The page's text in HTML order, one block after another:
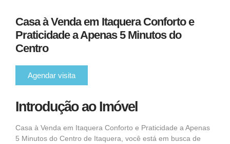
Casa à Venda em Itaquera Conforto e
Praticidade a Apenas 5 Minutos do
Centro
Agendar visita
Introdução ao Imóvel
Casa à Venda em Itaquera Conforto e Praticidade a Apenas
5 Minutos do Centro de Itaquera, você está em busca de